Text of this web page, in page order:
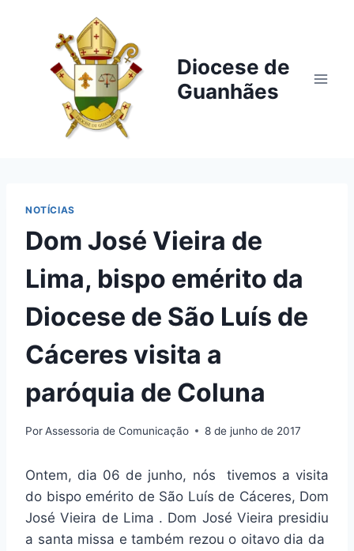
Conteúdo
Diocese de
Guanhães
NOTÍCIAS
Dom José Vieira de
Lima, bispo emérito da
Diocese de São Luís de
Cáceres visita a
paróquia de Coluna
PorAssessoria de Comunicação 8 de junho de 2017
Ontem, dia 06 de junho, nós tivemos a visita
do bispo emérito de São Luís de Cáceres, Dom
José Vieira de Lima . Dom José Vieira presidiu
a santa missa e também rezou o oitavo dia da